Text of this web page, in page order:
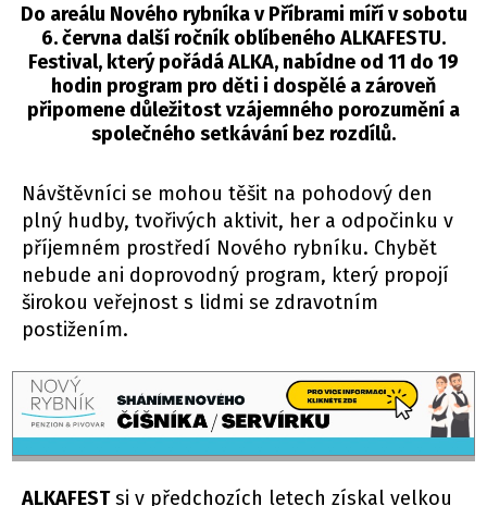
Do areálu Nového rybníka v Příbrami míří v sobotu
6. června další ročník oblíbeného ALKAFESTU.
Festival, který pořádá ALKA, nabídne od 11 do 19
hodin program pro děti i dospělé a zároveň
připomene důležitost vzájemného porozumění a
společného setkávání bez rozdílů.
Návštěvníci se mohou těšit na pohodový den
plný hudby, tvořivých aktivit, her a odpočinku v
příjemném prostředí Nového rybníku. Chybět
nebude ani doprovodný program, který propojí
širokou veřejnost s lidmi se zdravotním
postižením.
ALKAFESTsi v předchozích letech získal velkou